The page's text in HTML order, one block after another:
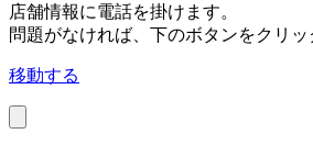
店舗情報に電話を掛けます。
問題がなければ、下のボタンをクリッ
移動する